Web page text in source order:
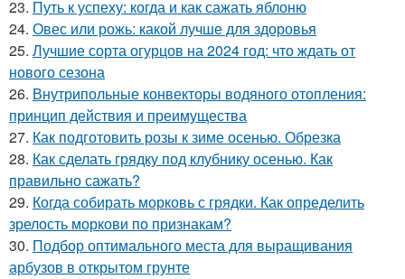
23. Путь к успеху: когда и как сажать яблоню
24. Овес или рожь: какой лучше для здоровья
25. Лучшие сорта огурцов на 2024 год: что ждать от
нового сезона
26. Внутрипольные конвекторы водяного отопления:
принцип действия и преимущества
27. Как подготовить розы к зиме осенью. Обрезка
28. Как сделать грядку под клубнику осенью. Как
правильно сажать?
29. Когда собирать морковь с грядки. Как определить
зрелость моркови по признакам?
30. Подбор оптимального места для выращивания
арбузов в открытом грунте